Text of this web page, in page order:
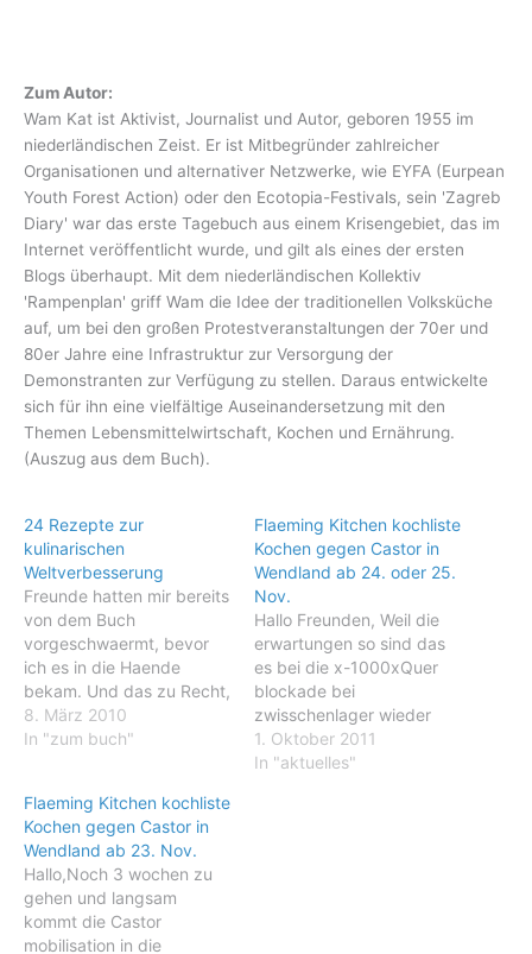
Zum Autor:
Wam Kat ist Aktivist, Journalist und Autor, geboren 1955 im
niederländischen Zeist. Er ist Mitbegründer zahlreicher
Organisationen und alternativer Netzwerke, wie EYFA (Eurpean
Youth Forest Action) oder den Ecotopia-Festivals, sein 'Zagreb
Diary' war das erste Tagebuch aus einem Krisengebiet, das im
Internet veröffentlicht wurde, und gilt als eines der ersten
Blogs überhaupt. Mit dem niederländischen Kollektiv
'Rampenplan' griff Wam die Idee der traditionellen Volksküche
auf, um bei den großen Protestveranstaltungen der 70er und
80er Jahre eine Infrastruktur zur Versorgung der
Demonstranten zur Verfügung zu stellen. Daraus entwickelte
sich für ihn eine vielfältige Auseinandersetzung mit den
Themen Lebensmittelwirtschaft, Kochen und Ernährung.
(Auszug aus dem Buch).
24 Rezepte zur
kulinarischen
Weltverbesserung
Freunde hatten mir bereits
von dem Buch
vorgeschwaermt, bevor
ich es in die Haende
bekam. Und das zu Recht,
wie sich beim Lesen
herausstellte. In diesem
finden sich 24 Rezepte
und 24 Geschichten aus
dem Leben von Wam Kat,
geboren 1955 in den
Niederlanden und…
8. März 2010
In "zum buch"
Flaeming Kitchen kochliste
Kochen gegen Castor in
Wendland ab 24. oder 25.
Nov.
Hallo Freunden, Weil die
erwartungen so sind das
es bei die x-1000xQuer
blockade bei
zwisschenlager wieder
gross werden kann und
Rampenplan viel helfen
1. Oktober 2011
In "aktuelles"
Flaeming Kitchen kochliste
Kochen gegen Castor in
Wendland ab 23. Nov.
Hallo,Noch 3 wochen zu
gehen und langsam
kommt die Castor
mobilisation in die